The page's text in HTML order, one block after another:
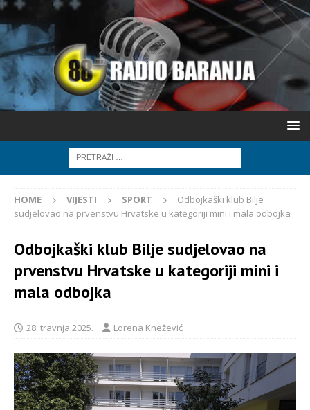
HOME VIJESTI SPORT
Odbojkaški klub Bilje
sudjelovao na prvenstvu Hrvatske u kategoriji mini i mala odbojka
Odbojkaški klub Bilje sudjelovao na
prvenstvu Hrvatske u kategoriji mini i
mala odbojka
28. travnja 2025. Lorena Knežević